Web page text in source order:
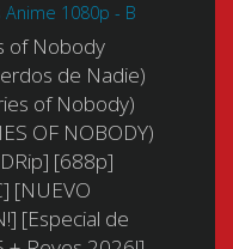
Anime 1080p - B
of Nobody
de Nadie)
of Nobody)
OF NOBODY)
[688p]
[NUEVO
[Especial de